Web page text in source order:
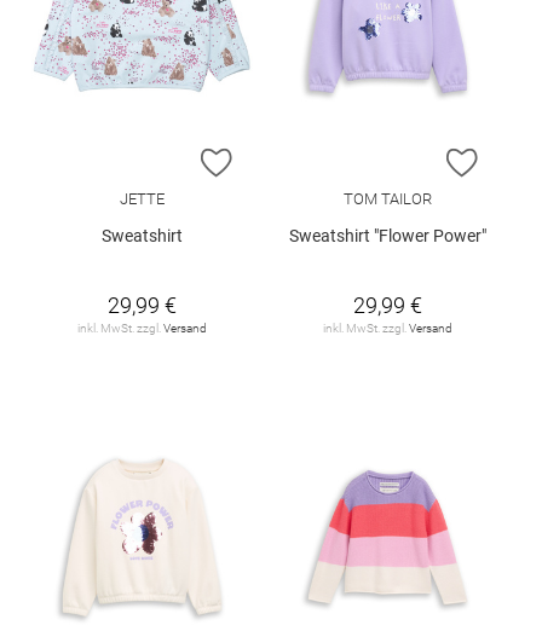
ZUR WUNSCHLISTE HINZUFÜGEN
JETTE
Sweatshirt
29,99 €
inkl. MwSt. zzgl.Versand
ZUR
TOM TAILOR
Sweatshirt "Flower Power"
29,99 €
inkl. MwSt. zzgl.Versand